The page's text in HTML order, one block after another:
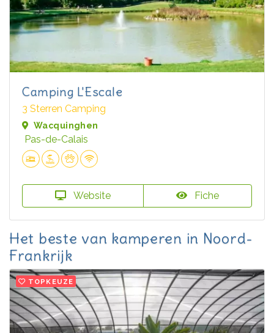
Camping L'Escale
3 Sterren Camping
Wacquinghen
Pas-de-Calais
Website Fiche
Het beste van kamperen in Noord-
Frankrijk
TOPKEUZE